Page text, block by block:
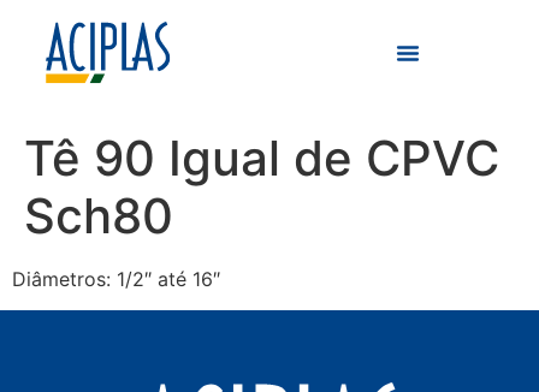
Tê 90 Igual de CPVC
Sch80
Diâmetros: 1/2″ até 16″